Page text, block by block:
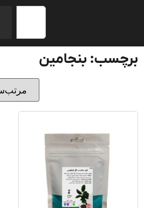
بنجامین